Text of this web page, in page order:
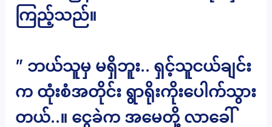
ကြည့်သည်။
” ဘယ်သူမှ မရှိဘူး.. ရှင့်သူငယ်ချင်း
က ထုံးစံအတိုင်း ရွာရိုးကိုးပေါက်သွား
တယ်..။ ငွေခဲက အမေတို့ လာခေါ်